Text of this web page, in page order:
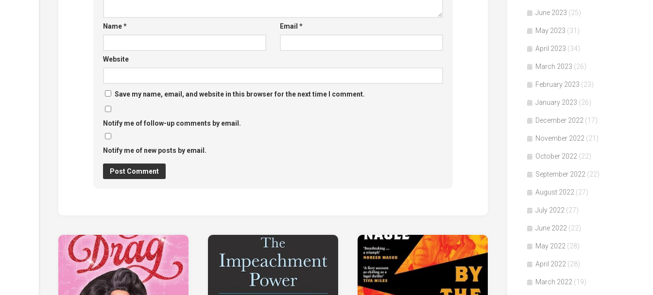
Name* Email *
Website
Save my name, email, and website in this browser for the next time I comment.
Notify me of follow-up comments by email.
Notify me of new posts by email.
June 2023 (25)
May 2023 (31)
April 2023 (34)
March 2023 (26)
February 2023 (23)
January 2023 (26)
December 2022 (17)
November 2022 (21)
October 2022 (22)
September 2022 (22)
August 2022 (27)
July 2022 (27)
June 2022 (22)
May 2022 (28)
April 2022 (28)
March 2022 (19)